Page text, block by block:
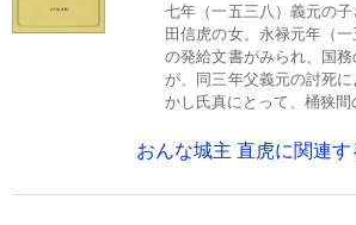
七年（一五三八）義元の
田信虎の女。永禄元年（
の発給文書がみられ、国
が、同三年父義元の討死
かし氏真にとって、桶狭間
おんな城主 直虎に関連